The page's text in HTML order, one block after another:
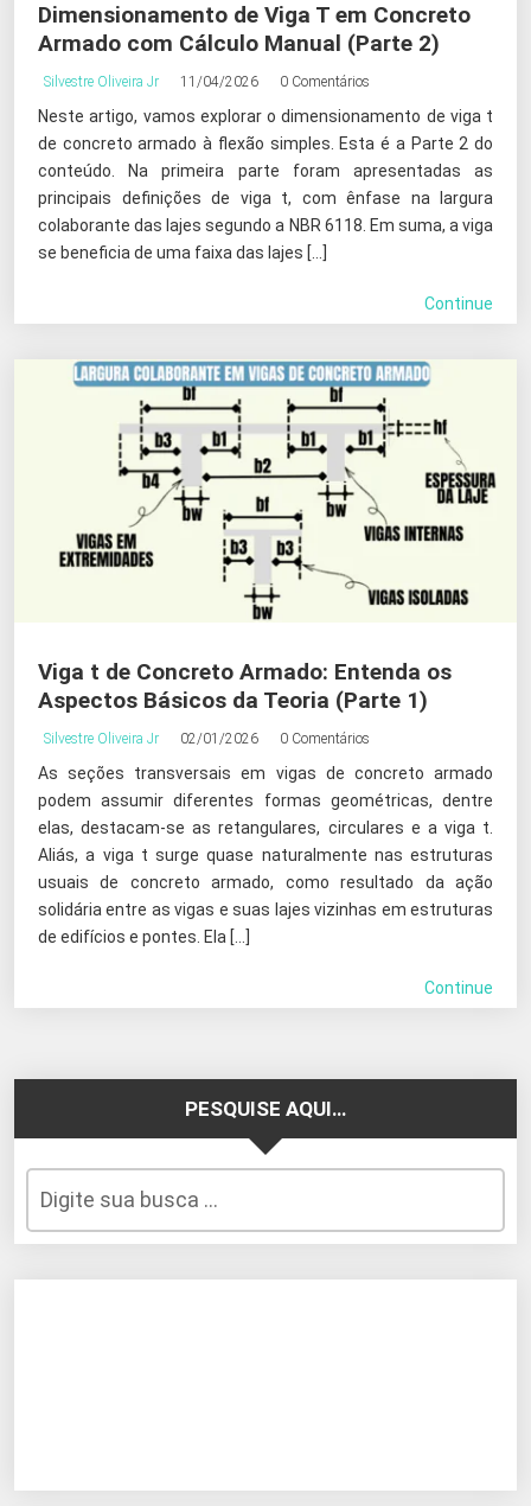
Dimensionamento de Viga T em Concreto
Armado com Cálculo Manual (Parte 2)
Silvestre Oliveira Jr 11/04/2026 0 Comentários
Neste artigo, vamos explorar o dimensionamento de viga t
de concreto armado à flexão simples. Esta é a Parte 2 do
conteúdo. Na primeira parte foram apresentadas as
principais definições de viga t, com ênfase na largura
colaborante das lajes segundo a NBR 6118. Em suma, a viga
se beneficia de uma faixa das lajes […]
Continue
Viga t de Concreto Armado: Entenda os
Aspectos Básicos da Teoria (Parte 1)
Silvestre Oliveira Jr 02/01/2026 0 Comentários
As seções transversais em vigas de concreto armado
podem assumir diferentes formas geométricas, dentre
elas, destacam-se as retangulares, circulares e a viga t.
Aliás, a viga t surge quase naturalmente nas estruturas
usuais de concreto armado, como resultado da ação
solidária entre as vigas e suas lajes vizinhas em estruturas
de edifícios e pontes. Ela […]
Continue
PESQUISE AQUI…